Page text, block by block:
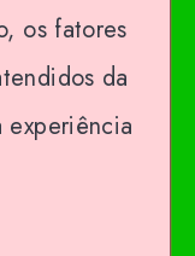
os fatores
da
experiência